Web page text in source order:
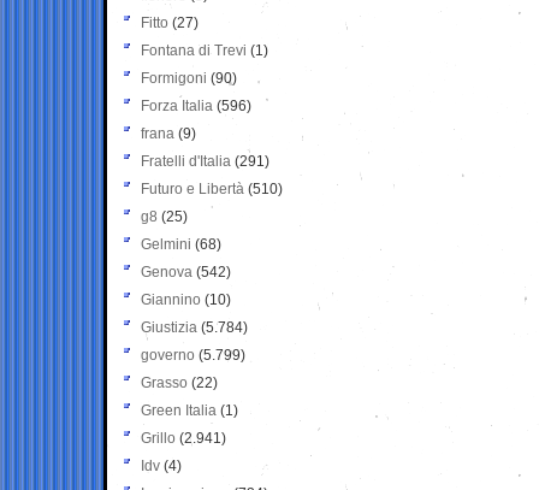
Fitto (27)
Fontana di Trevi (1)
Formigoni (90)
Forza Italia (596)
frana (9)
Fratelli d'Italia (291)
Futuro e Libertà (510)
g8 (25)
Gelmini (68)
Genova (542)
Giannino (10)
Giustizia (5.784)
governo (5.799)
Grasso (22)
Green Italia (1)
Grillo (2.941)
Idv (4)